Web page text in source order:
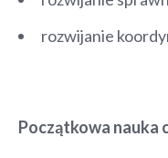
rozwijanie
Początkowa nauka